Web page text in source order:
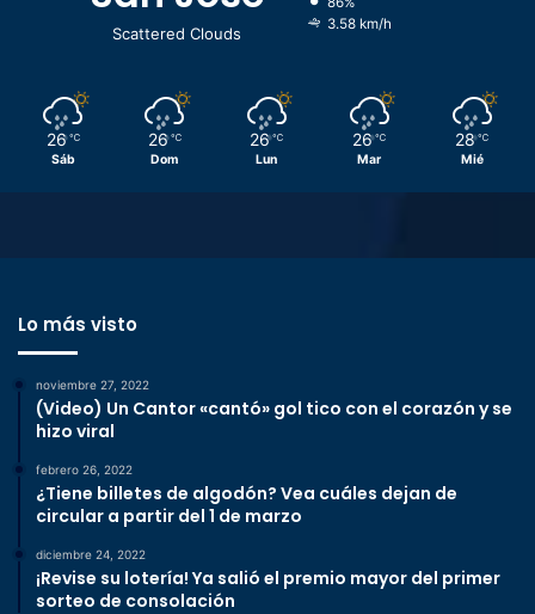
Scattered Clouds
3.58 km/h
26 ℃
Sáb
26 ℃
Dom
26 ℃
Lun
26 ℃
Mar
28 ℃
Mié
Lo más visto
noviembre 27, 2022
(Video) Un Cantor «cantó» gol tico con el corazón y se
hizo viral
febrero 26, 2022
¿Tiene billetes de algodón? Vea cuáles dejan de
circular a partir del 1 de marzo
diciembre 24, 2022
¡Revise su lotería! Ya salió el premio mayor del primer
sorteo de consolación